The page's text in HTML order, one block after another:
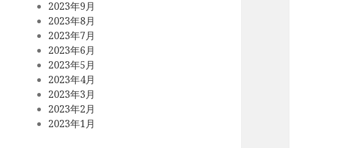
2023年9月
2023年8月
2023年7月
2023年6月
2023年5月
2023年4月
2023年3月
2023年2月
2023年1月